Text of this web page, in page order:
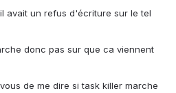
avait un refus d'écriture sur le tel
donc pas sur que ca viennent
de me dire si task killer marche